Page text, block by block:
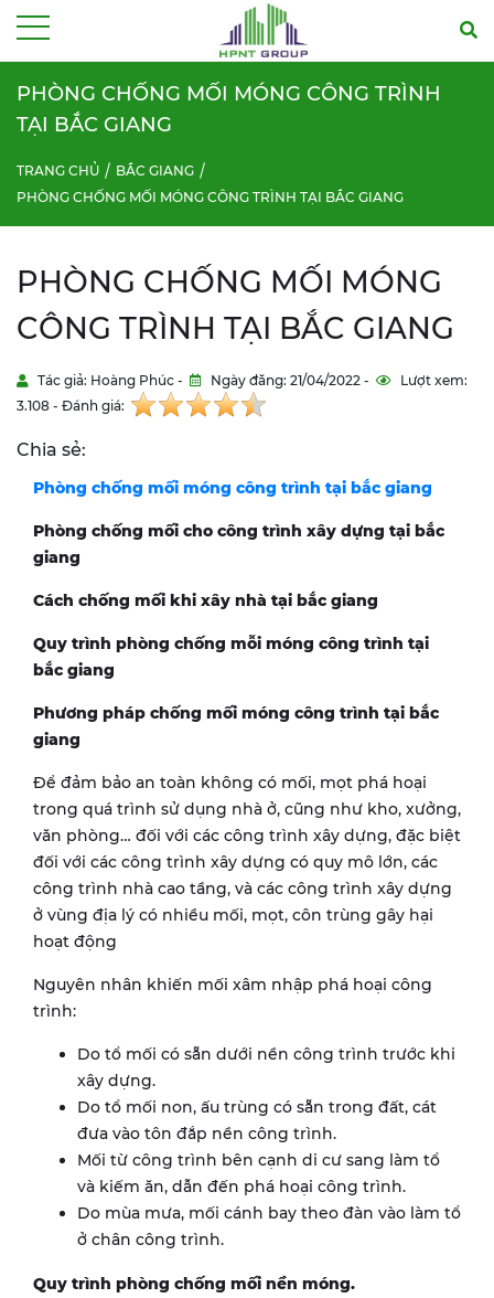
PHÒNG CHỐNG MỐI MÓNG CÔNG TRÌNH
TẠI BẮC GIANG
TRANG CHỦ
BẮC GIANG
PHÒNG CHỐNG MỐI MÓNG CÔNG TRÌNH TẠI BẮC GIANG
PHÒNG CHỐNG MỐI MÓNG
CÔNG TRÌNH TẠI BẮC GIANG
Tác giả: Hoàng Phúc - Ngày đăng: 21/04/2022 -
Lượt xem:
3.108 - Đánh giá:
Chia sẻ:
Phòng chống mối móng công trình tại bắc giang
Phòng chống mối cho công trình xây dựng tại bắc
giang
Cách chống mối khi xây nhà tại bắc giang
Quy trình phòng chống mỗi móng công trình tại
bắc giang
Phương pháp chống mối móng công trình tại bắc
giang
Để đảm bảo an toàn không có mối, mọt phá hoại
trong quá trình sử dụng nhà ở, cũng như kho, xưởng,
văn phòng… đối với các công trình xây dựng, đặc biệt
đối với các công trình xây dựng có quy mô lớn, các
công trình nhà cao tầng, và các công trình xây dựng
ở vùng địa lý có nhiều mối, mọt, côn trùng gây hại
hoạt động
Nguyên nhân khiến mối xâm nhập phá hoại công
trình:
Do tổ mối có sẵn dưới nền công trình trước khi
xây dựng.
Do tổ mối non, ấu trùng có sẵn trong đất, cát
đưa vào tôn đắp nền công trình.
Mối từ công trình bên cạnh di cư sang làm tổ
và kiếm ăn, dẫn đến phá hoại công trình.
Do mùa mưa, mối cánh bay theo đàn vào làm tổ
ở chân công trình.
Quy trình phòng chống mối nền móng.